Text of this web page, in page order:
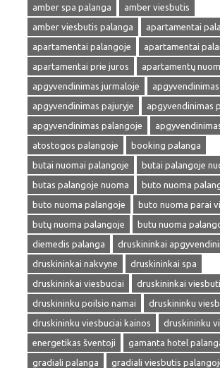
amber spa palanga
amber viesbutis
amber viesbutis palanga
apartamentai
apartamentai palangoje
apartamentai
apartamentai prie juros
apartamentų
apgyvendinimas jurmaloje
apgyvendinimas pajuryje
apgyvendinimas
apgyvendinimas palangoje
atostogos palangoje
booking palanga
butai nuomai palangoje
butai palangoje
butas palangoje nuoma
buto nuoma
buto nuoma palangoje
buto nuoma parai
butų nuoma palangoje
butu nuoma
diemedis palanga
druskininkai
druskininkai nakvyne
druskininkai spa
druskininkai viesbuciai
druskininkai
druskininku poilsio namai
druskininku
druskininku viesbuciai kainos
druskininku
energetikas šventoji
gamanta hotel
gradiali palanga
gradiali viesbutis